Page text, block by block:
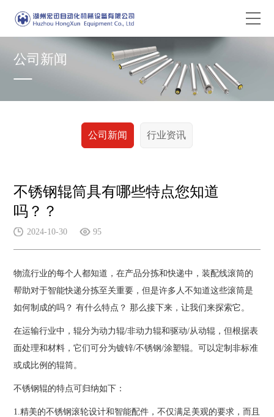
公司新闻
公司新闻 行业资讯
不锈钢辊筒具有哪些特点您知道
吗？？
2024-10-30 95
物流行业的每个人都知道，在产品分拣和快递中，装配线滚筒的
帮助对于智能快递分拣至关重要，但是许多人不知道这些滚筒是
如何制成的吗？ 有什么特点？ 那么接下来，让我们来探索它。
在运输行业中，辊分为动力辊/非动力辊和驱动/从动辊，但根据表
面处理和材料，它们可分为镀锌/不锈钢/涂塑辊。可以定制非标准
或成比例的辊筒。
不锈钢辊的特点可归纳如下：
1.精美的不锈钢滚轮设计和智能配件，不仅满足美观的要求，而且